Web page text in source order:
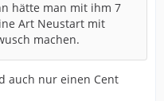
hätte man mit ihm 7
Art Neustart mit
machen.
auch nur einen Cent